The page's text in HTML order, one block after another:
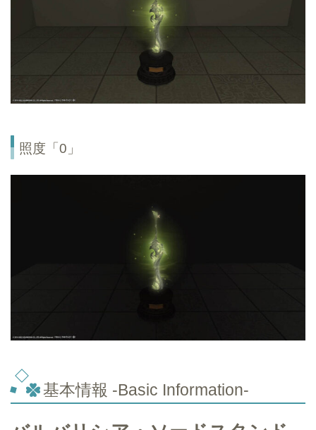
照度「0」
基本情報 -Basic Information-